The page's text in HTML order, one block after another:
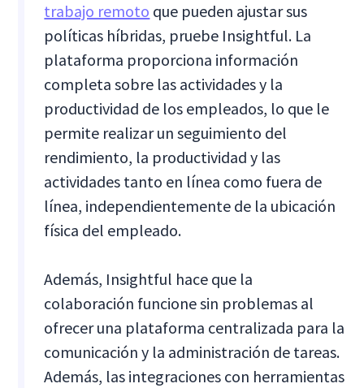
trabajo remoto que pueden ajustar sus
políticas híbridas, pruebe Insightful. La
plataforma proporciona información
completa sobre las actividades y la
productividad de los empleados, lo que le
permite realizar un seguimiento del
rendimiento, la productividad y las
actividades tanto en línea como fuera de
línea, independientemente de la ubicación
física del empleado.
Además, Insightful hace que la
colaboración funcione sin problemas al
ofrecer una plataforma centralizada para la
comunicación y la administración de tareas.
Además, las integraciones con herramientas